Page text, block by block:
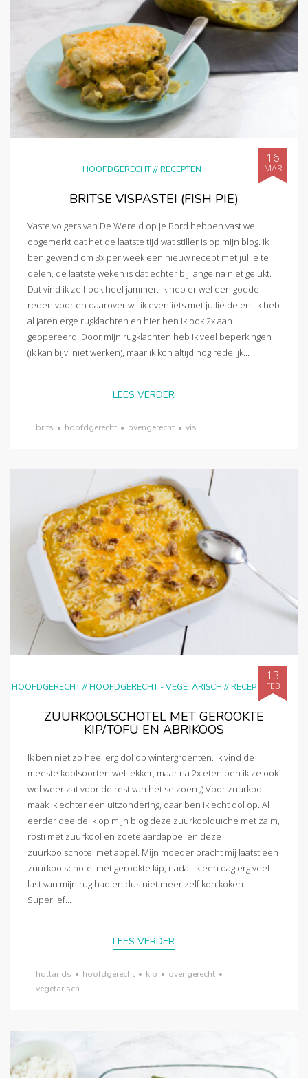
HOOFDGERECHT//RECEPTEN
16
MAR
BRITSE VISPASTEI (FISH PIE)
Vaste volgers van De Wereld op je Bord hebben vast wel
opgemerkt dat het de laatste tijd wat stiller is op mijn blog. Ik
ben gewend om 3x per week een nieuw recept met jullie te
delen, de laatste weken is dat echter bij lange na niet gelukt.
Dat vind ik zelf ook heel jammer. Ik heb er wel een goede
reden voor en daarover wil ik even iets met jullie delen. Ik heb
al jaren erge rugklachten en hier ben ik ook 2x aan
geopereerd. Door mijn rugklachten heb ik veel beperkingen
(ik kan bijv. niet werken), maar ik kon altijd nog redelijk...
LEES VERDER
brits • hoofdgerecht • ovengerecht • vis
HOOFDGERECHT//HOOFDGERECHT - VEGETARISCH //RECEPTEN
13
FEB
ZUURKOOLSCHOTEL MET GEROOKTE
KIP/TOFU EN ABRIKOOS
Ik ben niet zo heel erg dol op wintergroenten. Ik vind de
meeste koolsoorten wel lekker, maar na 2x eten ben ik ze ook
wel weer zat voor de rest van het seizoen ;) Voor zuurkool
maak ik echter een uitzondering, daar ben ik echt dol op. Al
eerder deelde ik op mijn blog deze zuurkoolquiche met zalm,
rösti met zuurkool en zoete aardappel en deze
zuurkoolschotel met appel. Mijn moeder bracht mij laatst een
zuurkoolschotel met gerookte kip, nadat ik een dag erg veel
last van mijn rug had en dus niet meer zelf kon koken.
Superlief...
LEES VERDER
hollands • hoofdgerecht • kip • ovengerecht •
vegetarisch